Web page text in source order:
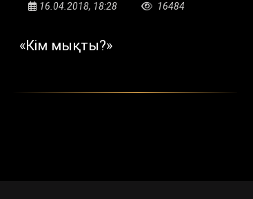
16.04.2018, 18:28 16484
«Кім мықты?»